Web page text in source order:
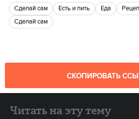
Сделай сам есть и пить еда
Сделай сам
СКОПИРОВАТЬ
Читать на эту тему